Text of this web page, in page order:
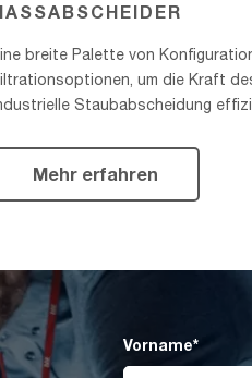
breite Palette von
um die Kraft
Staubabscheidung
Mehr erfahren
Vorname*